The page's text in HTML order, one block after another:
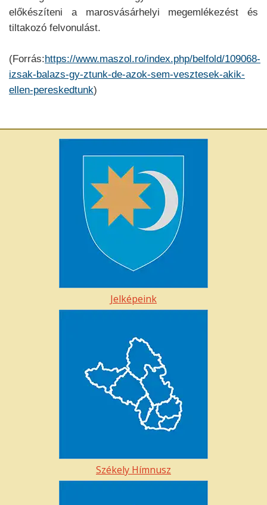
előkészíteni a marosvásárhelyi megemlékezést és
tiltakozó felvonulást.
(Forrás:https://www.maszol.ro/index.php/belfold/109068-
izsak-balazs-gy-ztunk-de-azok-sem-vesztesek-akik-
ellen-pereskedtunk)
Jelképeink
Székely Hímnusz